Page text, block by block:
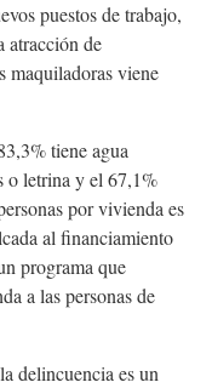
puestos de trabajo,
atracción de
maquiladoras viene
tiene agua
o letrina y el 67,1%
por vivienda es
al financiamiento
programa que
a las personas de
delincuencia es un